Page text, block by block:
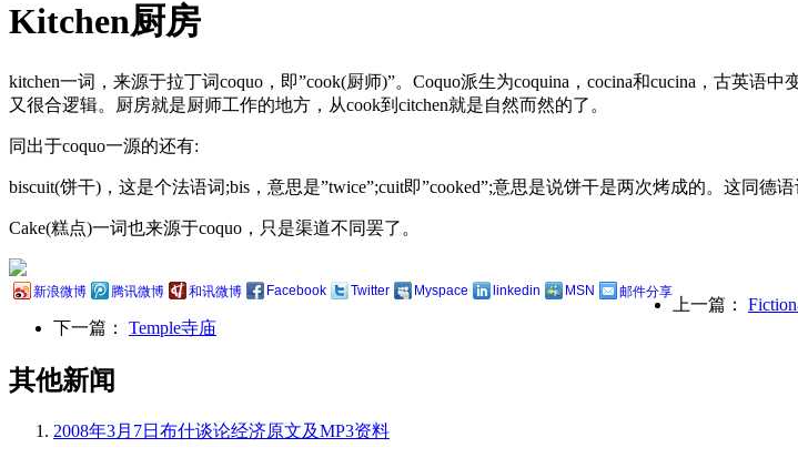
Kitchen厨房
kitchen一词，来源于拉丁词coquo，即”cook(厨师)”。Coquo派生为coquina，cocina和cucina，古英
又很合逻辑。厨房就是厨师工作的地方，从cook到citchen就是自然而然的了。
同出于coquo一源的还有:
biscuit(饼干)，这是个法语词;bis，意思是”twice”;cuit即”cooked”;意思是说饼干是两次烤成的。这同德
Cake(糕点)一词也来源于coquo，只是渠道不同罢了。
新浪微博 腾讯微博 和讯微博 Facebook Twitter Myspace linkedin MSN 邮件分享
上一篇：
下一篇： Temple寺庙
其他新闻
2008年3月7日布什谈论经济原文及MP3资料